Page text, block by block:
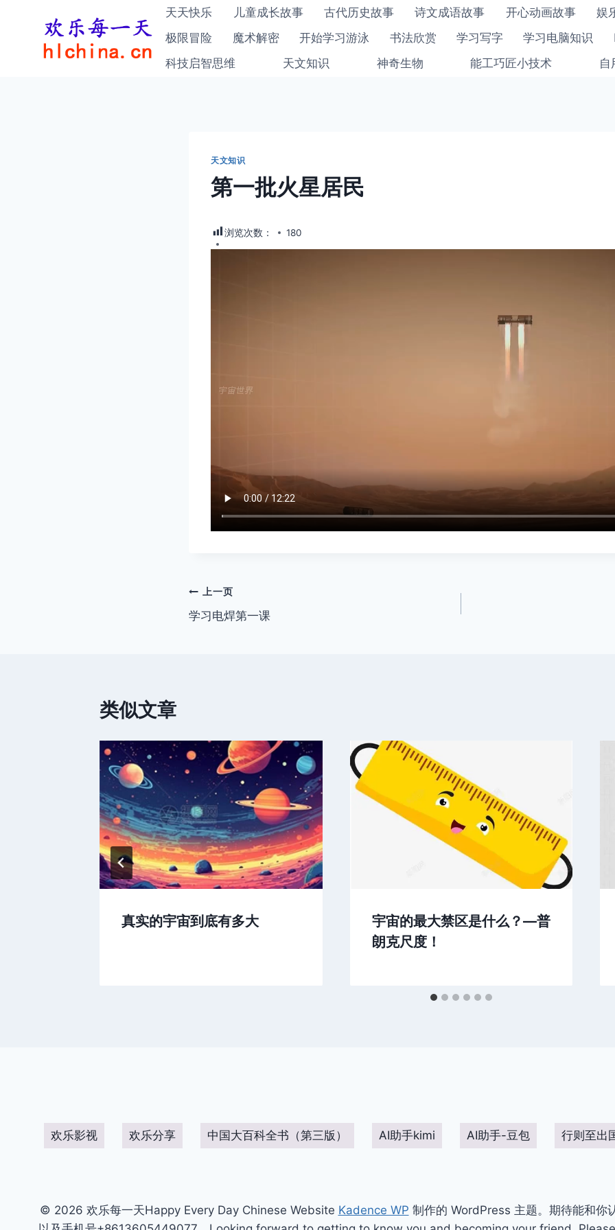
天天快乐 儿童成长故事 古代历史故事 诗文成语故事 开心动画故事
娱
极限冒险
魔术解密 开始学习游泳 书法欣赏 学习写字 学习电脑知识
科技启智思维
天文知识 神奇生物 能工巧匠小技术 自
天文知识
第一批火星居民
浏览次数： 180
文
章
上一页
学习电焊第一课
类似文章
真实的宇宙到底有多大
宇宙的最大禁区是什么？—普
朗克尺度！
欢乐影视 欢乐分享 中国大百科全书（第三版） AI助手kimi AI助手-豆包 行则至出
© 2026 欢乐每一天Happy Every Day Chinese Website Kadence WP 制作的 WordPress 主题。期待能和你